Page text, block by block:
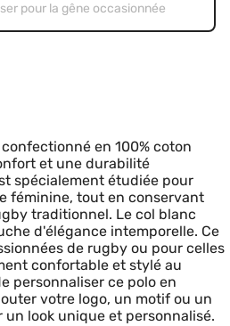
pour la gêne occasionnée
en 100% coton
et une durabilité
spécialement étudiée pour
féminine, tout en conservant
traditionnel. Le col blanc
d'élégance intemporelle. Ce
de rugby ou pour celles
confortable et stylé au
personnaliser ce polo en
votre logo, un motif ou un
look unique et personnalisé.